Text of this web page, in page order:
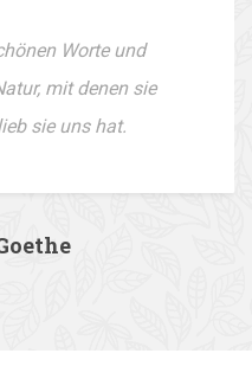
Worte und
mit denen sie
sie uns hat.